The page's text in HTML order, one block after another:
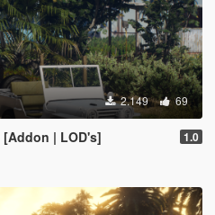
2.149 69
[Addon | LOD's] 1.0